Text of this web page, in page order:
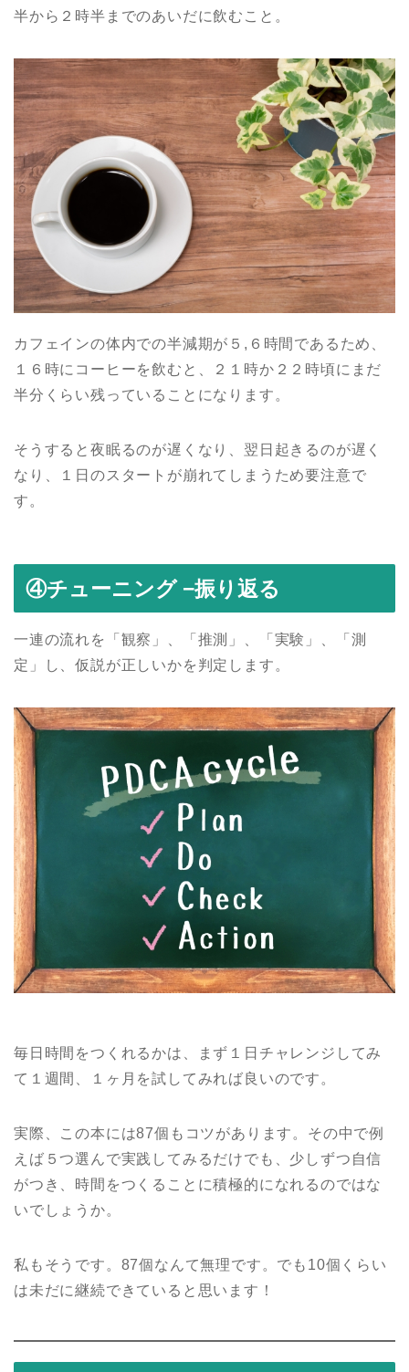
半から２時半までのあいだに飲むこと。
カフェインの体内での半減期が５,６時間であるため、
１６時にコーヒーを飲むと、２１時か２２時頃にまだ
半分くらい残っていることになります。
そうすると夜眠るのが遅くなり、翌日起きるのが遅く
なり、１日のスタートが崩れてしまうため要注意で
す。
④チューニング −振り返る
一連の流れを「観察」、「推測」、「実験」、「測
定」し、仮説が正しいかを判定します。
毎日時間をつくれるかは、まず１日チャレンジしてみ
て１週間、１ヶ月を試してみれば良いのです。
実際、この本には87個もコツがあります。その中で例
えば５つ選んで実践してみるだけでも、少しずつ自信
がつき、時間をつくることに積極的になれるのではな
いでしょうか。
私もそうです。87個なんて無理です。でも10個くらい
は未だに継続できていると思います！